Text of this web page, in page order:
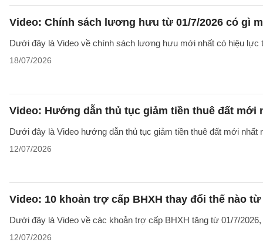
Video: Chính sách lương hưu từ 01/7/2026 có gì
Dưới đây là Video về chính sách lương hưu mới nhất có hiệu lực
18/07/2026
Video: Hướng dẫn thủ tục giảm tiền thuê đất mới
Dưới đây là Video hướng dẫn thủ tục giảm tiền thuê đất mới
12/07/2026
Video: 10 khoản trợ cấp BHXH thay đổi thế nào từ
Dưới đây là Video về các khoản trợ cấp BHXH tăng từ 01/7/
12/07/2026